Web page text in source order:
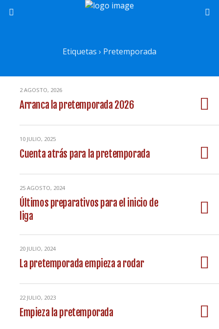
Etiquetas › Pretemporada
2 AGOSTO, 2026
Arranca la pretemporada 2026
10 JULIO, 2025
Cuenta atrás para la pretemporada
25 AGOSTO, 2024
Últimos preparativos para el inicio de
liga
20 JULIO, 2024
La pretemporada empieza a rodar
22 JULIO, 2023
Empieza la pretemporada